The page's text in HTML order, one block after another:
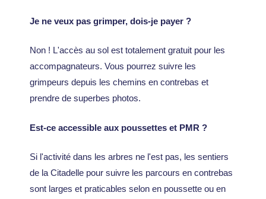
Je ne veux pas grimper, dois-je payer ?
Non ! L'accès au sol est totalement gratuit pour les
accompagnateurs. Vous pourrez suivre les
grimpeurs depuis les chemins en contrebas et
prendre de superbes photos.
Est-ce accessible aux poussettes et PMR ?
Si l'activité dans les arbres ne l'est pas, les sentiers
de la Citadelle pour suivre les parcours en contrebas
sont larges et praticables selon en poussette ou en